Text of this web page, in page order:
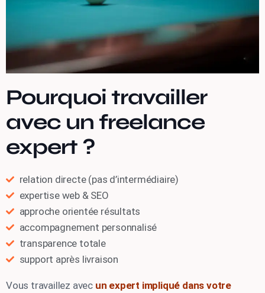
Pourquoi travailler
avec un freelance
expert ?
relation directe (pas d’intermédiaire)
expertise web & SEO
approche orientée résultats
accompagnement personnalisé
transparence totale
support après livraison
Vous travaillez avec un expert impliqué dans votre